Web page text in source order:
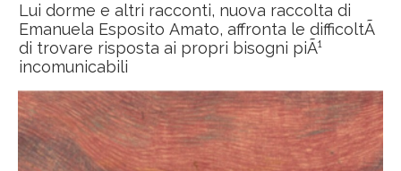
Lui dorme e altri racconti, nuova raccolta di
Emanuela Esposito Amato, affronta le difficoltÃ
di trovare risposta ai propri bisogni piÃ¹
incomunicabili